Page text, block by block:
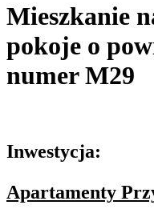
Mieszkanie
pokoje o
numer M29
Inwestycja:
Apartamenty